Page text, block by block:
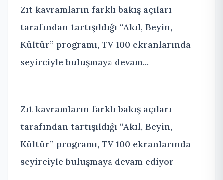
Zıt kavramların farklı bakış açıları
tarafından tartışıldığı “Akıl, Beyin,
Kültür” programı, TV 100 ekranlarında
seyirciyle buluşmaya devam...
Zıt kavramların farklı bakış açıları
tarafından tartışıldığı “Akıl, Beyin,
Kültür” programı, TV 100 ekranlarında
seyirciyle buluşmaya devam ediyor